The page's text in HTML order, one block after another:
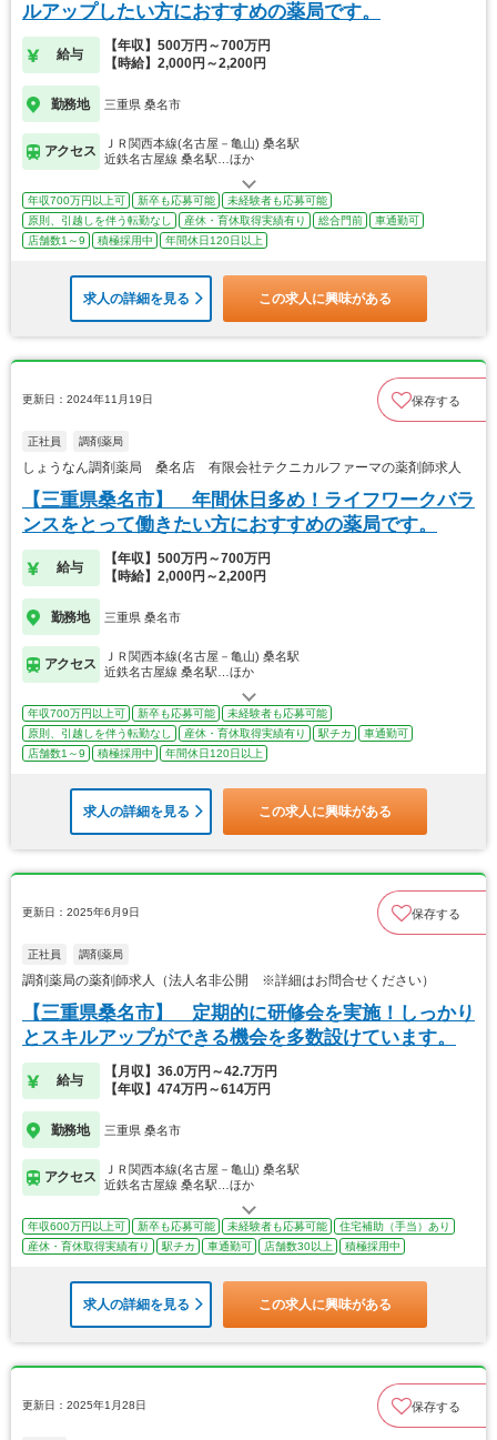
ルアップしたい方におすすめの薬局です。
給与
【年収】500万円～700万円
【時給】2,000円～2,200円
勤務地 三重県 桑名市
アクセス
ＪＲ関西本線(名古屋－亀山) 桑名駅
近鉄名古屋線 桑名駅…ほか
年収700万円以上可 新卒も応募可能
未経験者も応募可能
原則、引越しを伴う転勤なし
産休・育休取得実績有り 総合門前
車通勤可
店舗数1～9
積極採用中 年間休日120日以上
求人の詳細を見る この求人に興味がある
更新日：2024年11月19日 保存する
正社員 調剤薬局
しょうなん調剤薬局 桑名店 有限会社テクニカルファーマの薬剤師求人
【三重県桑名市】 年間休日多め！ライフワークバラ
ンスをとって働きたい方におすすめの薬局です。
給与
【年収】500万円～700万円
【時給】2,000円～2,200円
勤務地 三重県 桑名市
アクセス
ＪＲ関西本線(名古屋－亀山) 桑名駅
近鉄名古屋線 桑名駅…ほか
年収700万円以上可 新卒も応募可能
未経験者も応募可能
原則、引越しを伴う転勤なし
産休・育休取得実績有り 駅チカ
車通勤可
店舗数1～9
積極採用中 年間休日120日以上
求人の詳細を見る この求人に興味がある
更新日：2025年6月9日 保存する
正社員 調剤薬局
調剤薬局の薬剤師求人（法人名非公開 ※詳細はお問合せください）
【三重県桑名市】 定期的に研修会を実施！しっかり
とスキルアップができる機会を多数設けています。
給与
【月収】36.0万円～42.7万円
【年収】474万円～614万円
勤務地 三重県 桑名市
アクセス
ＪＲ関西本線(名古屋－亀山) 桑名駅
近鉄名古屋線 桑名駅…ほか
年収600万円以上可 新卒も応募可能 未経験者も応募可能
住宅補助（手当）あり
産休・育休取得実績有り
駅チカ 車通勤可 店舗数30以上 積極採用中
求人の詳細を見る この求人に興味がある
更新日：2025年1月28日 保存する